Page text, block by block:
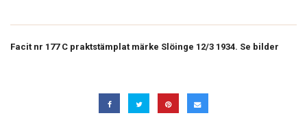
Facit nr 177 C praktstämplat märke Slöinge 12/3 1934. Se bilder